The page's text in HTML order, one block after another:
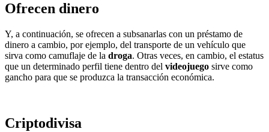
Ofrecen dinero
Y, a continuación, se ofrecen a subsanarlas con un préstamo de
dinero a cambio, por ejemplo, del transporte de un vehículo que
sirva como camuflaje de la droga. Otras veces, en cambio, el estatus
que un determinado perfil tiene dentro del videojuego sirve como
gancho para que se produzca la transacción económica.
Criptodivisa